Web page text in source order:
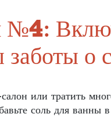
№4:
о
или тратить
соль для ванны